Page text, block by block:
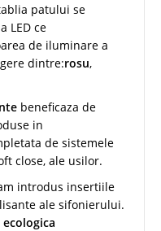
patului se
LED ce
de iluminare a
dintre:rosu,
beneficaza de
in
de sistemele
close, ale usilor.
introdus insertiile
ale sifonierului.
ecologica